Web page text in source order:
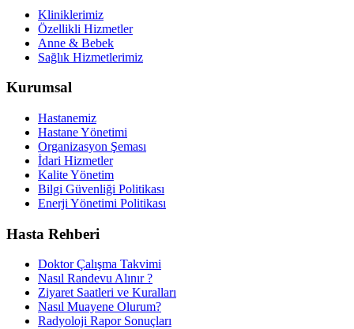
Kliniklerimiz
Özellikli Hizmetler
Anne & Bebek
Sağlık Hizmetlerimiz
Kurumsal
Hastanemiz
Hastane Yönetimi
Organizasyon Şeması
İdari Hizmetler
Kalite Yönetim
Bilgi Güvenliği Politikası
Enerji Yönetimi Politikası
Hasta Rehberi
Doktor Çalışma Takvimi
Nasıl Randevu Alınır ?
Ziyaret Saatleri ve Kuralları
Nasıl Muayene Olurum?
Radyoloji Rapor Sonuçları